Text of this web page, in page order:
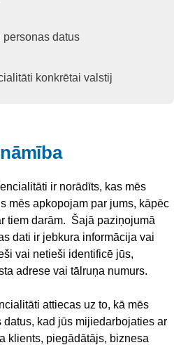
personas datus
konkrētai valstij
ir norādīts, kas mēs
mēs apkopojam par jums, kāpēc
tiem darām. Šajā paziņojumā
dati ir jebkura informācija vai
vai netieši identificē jūs,
adrese vai tālruņa numurs.
attiecas uz to, kā mēs
kad jūs mijiedarbojaties ar
klients, piegādātājs, biznesa